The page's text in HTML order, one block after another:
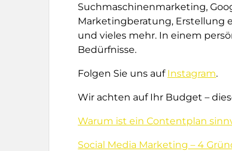
Suchmaschinenmarketing,
Marketingberatung, Erstellung
und vieles mehr. In einem
Bedürfnisse.
Folgen Sie uns auf Instagram.
Wir achten auf Ihr Budget –
Warum ist ein Contentplan
Social Media Marketing – 4